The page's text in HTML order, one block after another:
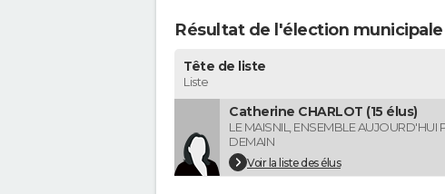
Résultat de l'élection
Tête de liste
Liste
Catherine CHARLOT (15 élus)
LE MAISNIL, ENSEMBLE AUJOURD'HUI
DEMAIN
Voir la liste des élus